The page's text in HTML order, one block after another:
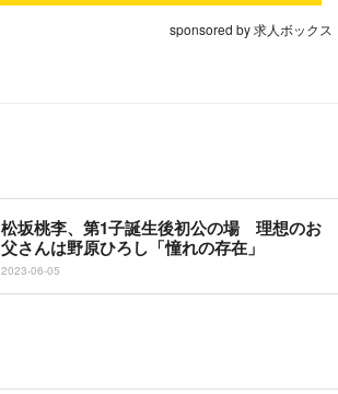
sponsored by 求人ボックス
松坂桃李、第1子誕生後初公の場 理想のお
父さんは野原ひろし「憧れの存在」
2023-06-05